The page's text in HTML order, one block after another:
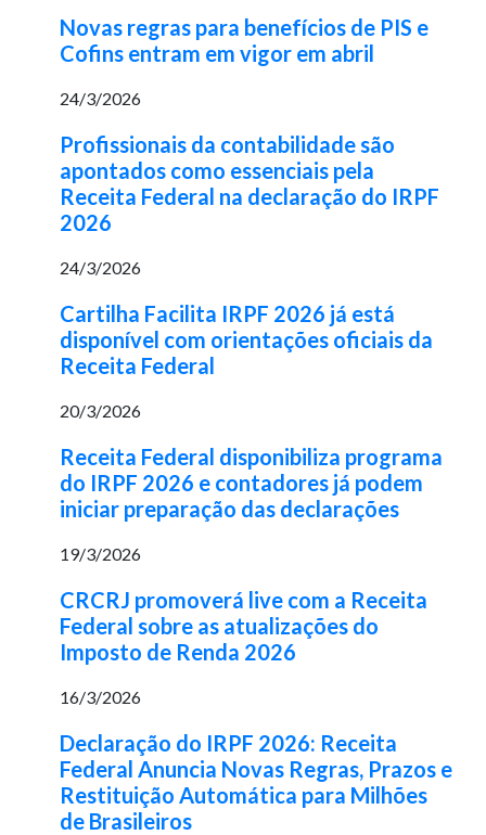
Novas regras para benefícios de PIS e
Cofins entram em vigor em abril
24/3/2026
Profissionais da contabilidade são
apontados como essenciais pela
Receita Federal na declaração do IRPF
2026
24/3/2026
Cartilha Facilita IRPF 2026 já está
disponível com orientações oficiais da
Receita Federal
20/3/2026
Receita Federal disponibiliza programa
do IRPF 2026 e contadores já podem
iniciar preparação das declarações
19/3/2026
CRCRJ promoverá live com a Receita
Federal sobre as atualizações do
Imposto de Renda 2026
16/3/2026
Declaração do IRPF 2026: Receita
Federal Anuncia Novas Regras, Prazos e
Restituição Automática para Milhões
de Brasileiros